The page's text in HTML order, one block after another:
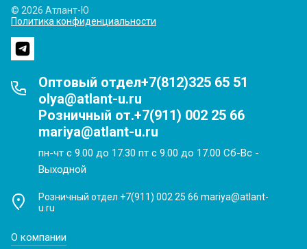
© 2026 Атлант-Ю
Политика конфиденциальности
Оптовый отдел+7(812)325 65 51
olya@atlant-u.ru
Розничный от.+7(911) 002 25 66
mariya@atlant-u.ru
пн-чт с 9.00 до 17.30 пт с 9.00 до 17.00 Сб-Вс -
Выходной
Розничный отдел +7(911) 002 25 66 mariya@atlant-
u.ru
О компании